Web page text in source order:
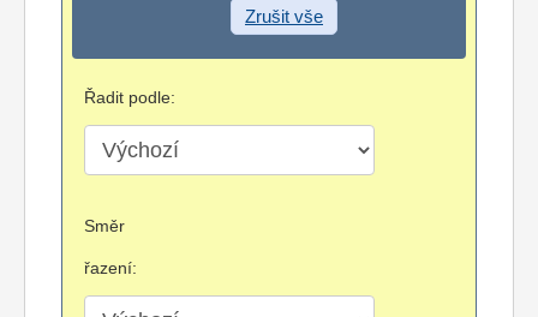
Zrušit vše
Řadit podle:
Směr
řazení: